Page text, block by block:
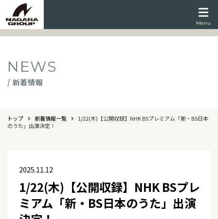
Menu
NEWS
/ 新着情報
トップ 新着情報一覧
1/22(木)【公開収録】NHK BSプレミアム「新・BS日本
のうた」出演決定！
2025.11.12
1/22(木)【公開収録】NHK BSプレ
ミアム「新・BS日本のうた」出演